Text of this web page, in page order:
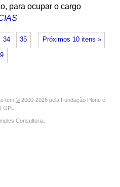
para ocupar o cargo
Próximos 10 itens »
34 35
tem © 2000-2026 pela Fundação Plone e
GPL
Consultoria